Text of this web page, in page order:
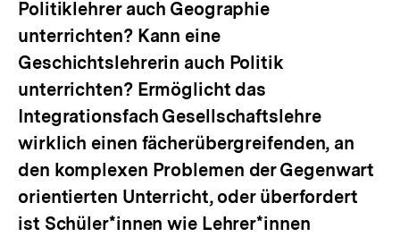
Politiklehrer auch Geographie
unterrichten? Kann eine
Geschichtslehrerin auch Politik
unterrichten? Ermöglicht das
Integrationsfach Gesellschaftslehre
wirklich einen fächerübergreifenden, an
den komplexen Problemen der Gegenwart
orientierten Unterricht, oder überfordert
ist Schüler*innen wie Lehrer*innen